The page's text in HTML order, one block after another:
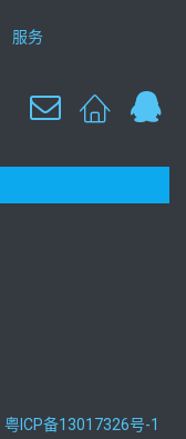
服务
粤ICP备13017326号-1